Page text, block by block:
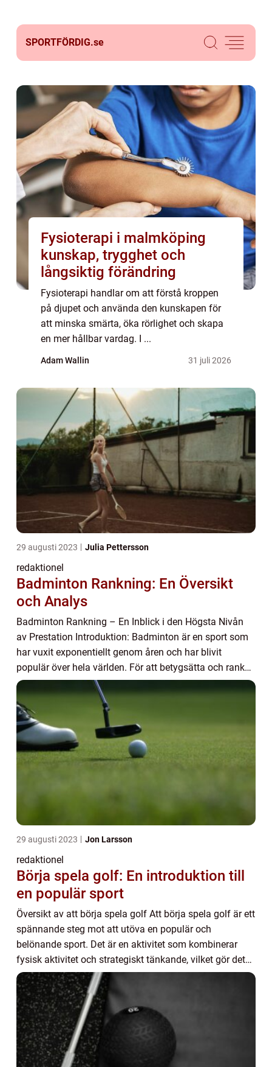
SPORTFÖRDIG.se
Fysioterapi i malmköping
kunskap, trygghet och
långsiktig förändring
Fysioterapi handlar om att förstå kroppen
på djupet och använda den kunskapen för
att minska smärta, öka rörlighet och skapa
en mer hållbar vardag. I ...
Adam Wallin 31 juli 2026
29 augusti 2023 Julia Pettersson
redaktionel
Badminton Rankning: En Översikt
och Analys
Badminton Rankning – En Inblick i den Högsta Nivån
av Prestation Introduktion: Badminton är en sport som
har vuxit exponentiellt genom åren och har blivit
populär över hela världen. För att betygsätta och ranka
spelare och lagens prestationer i...
29 augusti 2023 Jon Larsson
redaktionel
Börja spela golf: En introduktion till
en populär sport
Översikt av att börja spela golf Att börja spela golf är ett
spännande steg mot att utöva en populär och
belönande sport. Det är en aktivitet som kombinerar
fysisk aktivitet och strategiskt tänkande, vilket gör det
till en utmärkt sport för människor...